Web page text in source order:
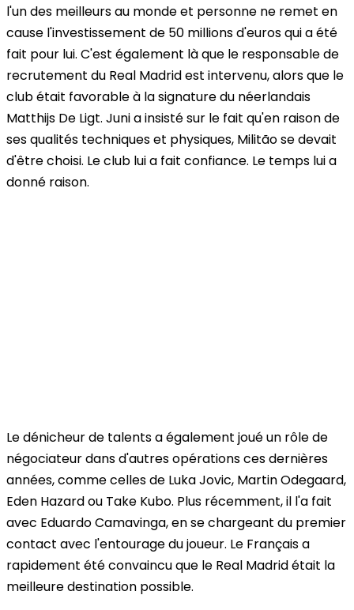
l'un des meilleurs au monde et personne ne remet en
cause l'investissement de 50 millions d'euros qui a été
fait pour lui. C'est également là que le responsable de
recrutement du Real Madrid est intervenu, alors que le
club était favorable à la signature du néerlandais
Matthijs De Ligt. Juni a insisté sur le fait qu'en raison de
ses qualités techniques et physiques, Militão se devait
d'être choisi. Le club lui a fait confiance. Le temps lui a
donné raison.
Le dénicheur de talents a également joué un rôle de
négociateur dans d'autres opérations ces dernières
années, comme celles de Luka Jovic, Martin Odegaard,
Eden Hazard ou Take Kubo. Plus récemment, il l'a fait
avec Eduardo Camavinga, en se chargeant du premier
contact avec l'entourage du joueur. Le Français a
rapidement été convaincu que le Real Madrid était la
meilleure destination possible.